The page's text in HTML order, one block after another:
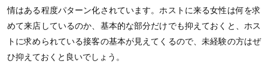
情はある程度パターン化されています。ホストに来る女性は何を求
めて来店しているのか、基本的な部分だけでも抑えておくと、ホス
トに求められている接客の基本が見えてくるので、未経験の方はぜ
ひ抑えておくと良いでしょう。